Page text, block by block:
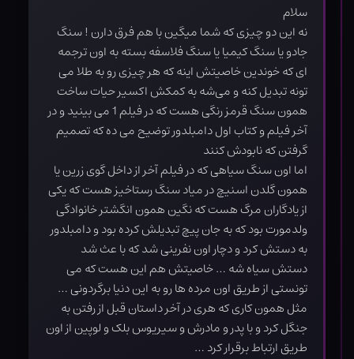
سلام
نه این دو چیزی که شما میگین با هم فرق دارن ! سنگ
جادو یا سنگ کیمیا یا سنگ فلاسفه بسته به اون ترجمه
ای که خوندین خاصیتش اینه که هر چیزی رو به طلا می
تونه تبدیل کنه و می‌شه به کمکش اکسیر حیات ساخت
همون سنگ قرمز رنگی هست که در فیلم 1 می بینید و در
آخر فیلم و کتاب اول دامبلدور توضیح می ده که تصمیم
گرفتن که نابودش کنند
اما اون سنگ سیاهی که در فیلم آخر از داخل گوی زرین یا
همون گلدن اسنیچ در میاد سنگ رستاخیز هست که یکی
از یادگاران مرگ هست که نگین همون انگشتر خانوادگی
ولدمورت بود که به جان پیچ تبدیلش کرده بود و دامبلدور
به دستش کرد و دچار اون نفرینی شد که با عث شد
دستش سیاه شه … خاصیتش هم این هست که می
تونستی از طریق اون مرده ها رو به این دنیا برگردونی …
مثل همون کاری که هری در آخر داستان قبل از رفتن به
جنگل کرد و با پدر و مادرش و سیریوس بلک و لوپین از اون
طریق ارتباط برقرار کرد …